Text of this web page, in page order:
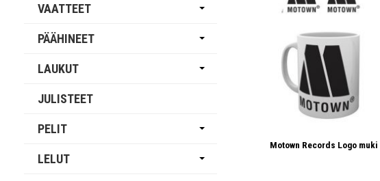
Motown Records Logo muki
VAATTEET
PÄÄHINEET
LAUKUT
JULISTEET
PELIT
LELUT